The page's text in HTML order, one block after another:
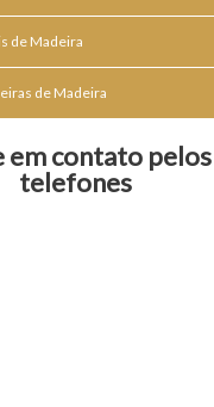
de Madeira
de Madeira
em contato pelos
telefones